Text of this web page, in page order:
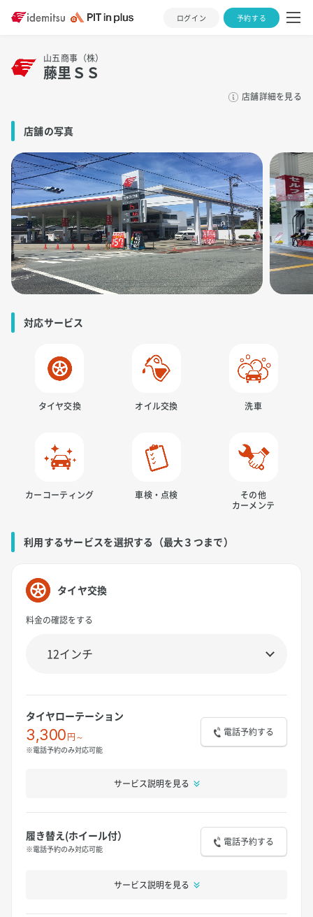
ログイン 予約する
山五商事（株）
藤里ＳＳ
店舗詳細を見る
店舗の写真
対応サービス
タイヤ交換 オイル交換 洗車
カーコーティング 車検・点検
その他
カーメンテ
利用するサービスを選択する（最大３つまで）
タイヤ交換
料金の確認をする
タイヤローテーション
3,300円～
※電話予約のみ対応可能
電話予約する
サービス説明を見る
履き替え(ホイール付）
※電話予約のみ対応可能
電話予約する
サービス説明を見る